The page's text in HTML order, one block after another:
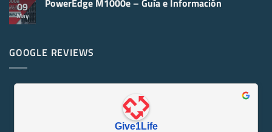
Virtualización
comentarios
Friendly
y
Give1Life!
09
May
PowerEdge M1000e – Guía e Información
PowerEdge
M1000e
Información
GOOGLE REVIEWS
Give1Life